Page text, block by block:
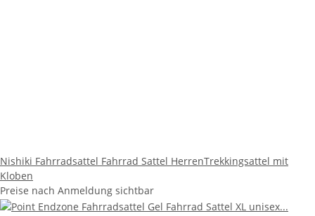
Nishiki Fahrradsattel Fahrrad Sattel HerrenTrekkingsattel mit
Kloben
Preise nach Anmeldung sichtbar